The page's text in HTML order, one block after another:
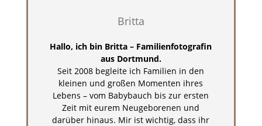
Britta
Hallo, ich bin Britta – Familienfotografin
aus Dortmund.
Seit 2008 begleite ich Familien in den
kleinen und großen Momenten ihres
Lebens – vom Babybauch bis zur ersten
Zeit mit eurem Neugeborenen und
darüber hinaus. Mir ist wichtig, dass ihr